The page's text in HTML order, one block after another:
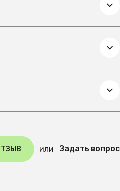
или Задать вопрос